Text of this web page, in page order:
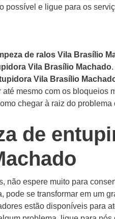
possível e ligue para os
de ralos Vila Brasílio
Vila Brasílio Machado.
Vila Brasílio
mesmo com os bloqueios
chegar à raiz do problema
de
não espere muito para
se transformar em um
estão disponíveis para